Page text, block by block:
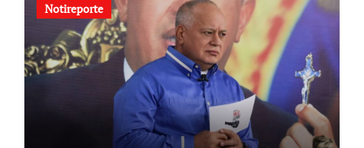
Notireporte